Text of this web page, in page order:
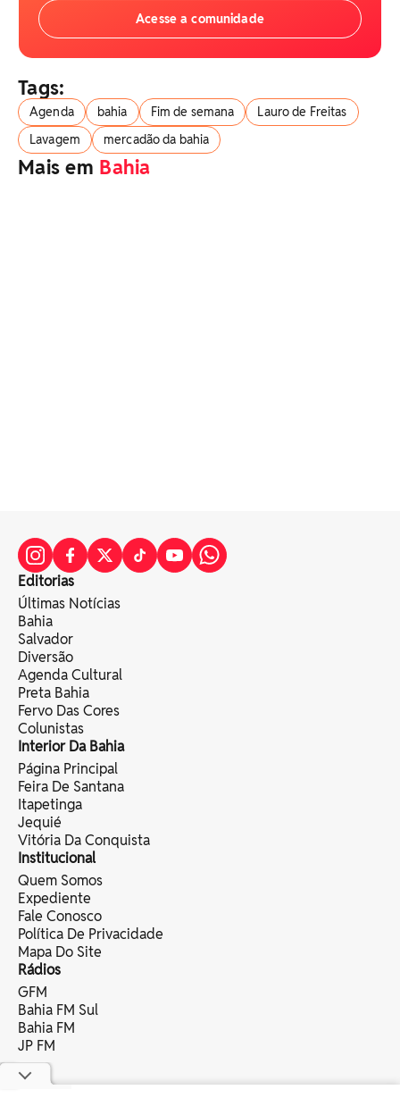
Acesse a comunidade
Tags:
Agenda bahia Fim de semana
Lauro de Freitas
Lavagem
mercadão da bahia
Mais em Bahia
Editorias
Últimas Notícias
Bahia
Salvador
Diversão
Agenda Cultural
Preta Bahia
Fervo Das Cores
Colunistas
Interior Da Bahia
Página Principal
Feira De Santana
Itapetinga
Jequié
Vitória Da Conquista
Institucional
Quem Somos
Expediente
Fale Conosco
Política De Privacidade
Mapa Do Site
Rádios
GFM
Bahia FM Sul
Bahia FM
JP FM